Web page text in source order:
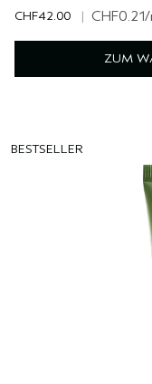
CHF42.00 | CHF0.21/
ZUM
BESTSELLER